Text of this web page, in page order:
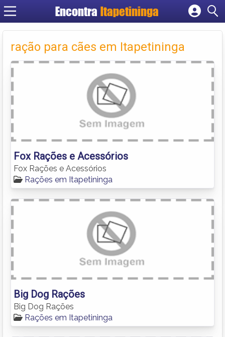
Encontra Itapetininga
Cadastrar empresa
Criar conta
ração para cães em Itapetininga
Fox Rações e Acessórios
Fox Rações e Acessórios
Rações em Itapetininga
Big Dog Rações
Big Dog Rações
Rações em Itapetininga